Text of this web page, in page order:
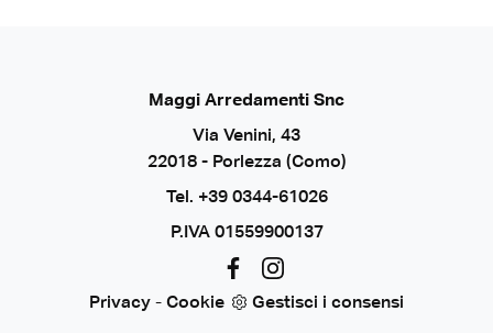
Maggi Arredamenti Snc
Via Venini, 43
22018 - Porlezza (Como)
Tel. +39 0344-61026
P.IVA 01559900137
Privacy - Cookie Gestisci i consensi